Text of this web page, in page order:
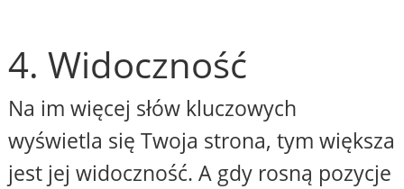
4. Widoczność
Na im więcej słów kluczowych
wyświetla się Twoja strona, tym większa
jest jej widoczność. A gdy rosną pozycje